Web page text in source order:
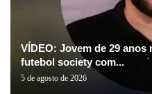
VÍDEO: Jovem de 29
futebol society com...
5 de agosto de 2026